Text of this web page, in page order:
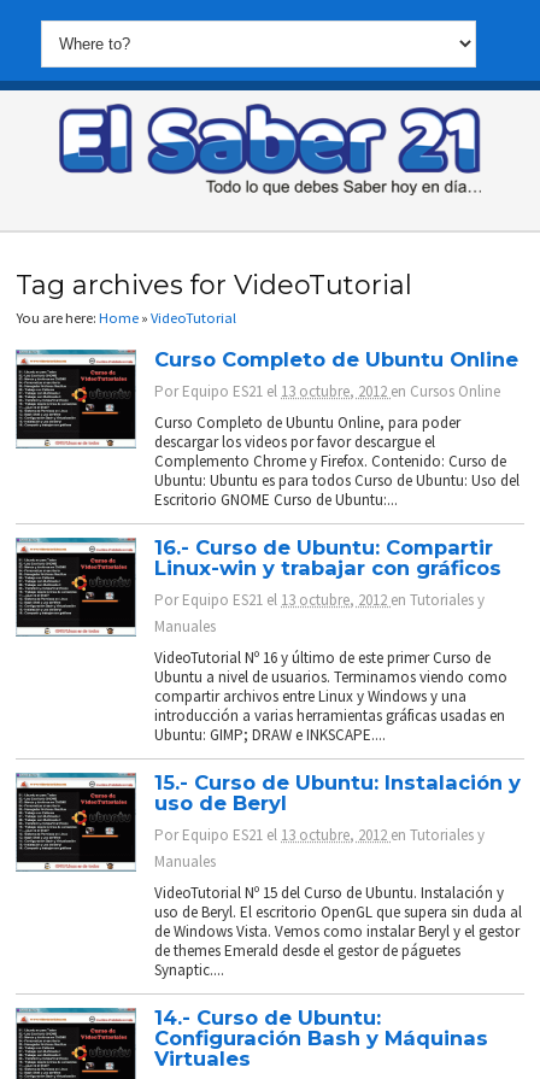
Tag archives for VideoTutorial
You are here:Home »VideoTutorial
Curso Completo de Ubuntu Online
PorEquipo ES21 el 13 octubre, 2012 en Cursos Online
Curso Completo de Ubuntu Online, para poder
descargar los videos por favor descargue el
Complemento Chrome y Firefox. Contenido: Curso de
Ubuntu: Ubuntu es para todos Curso de Ubuntu: Uso del
Escritorio GNOME Curso de Ubuntu:...
16.- Curso de Ubuntu: Compartir
Linux-win y trabajar con gráficos
PorEquipo ES21 el 13 octubre, 2012 enTutoriales y
Manuales
VideoTutorial Nº 16 y último de este primer Curso de
Ubuntu a nivel de usuarios. Terminamos viendo como
compartir archivos entre Linux y Windows y una
introducción a varias herramientas gráficas usadas en
Ubuntu: GIMP; DRAW e INKSCAPE....
15.- Curso de Ubuntu: Instalación y
uso de Beryl
PorEquipo ES21 el 13 octubre, 2012 enTutoriales y
Manuales
VideoTutorial Nº 15 del Curso de Ubuntu. Instalación y
uso de Beryl. El escritorio OpenGL que supera sin duda al
de Windows Vista. Vemos como instalar Beryl y el gestor
de themes Emerald desde el gestor de páguetes
Synaptic....
14.- Curso de Ubuntu:
Configuración Bash y Máquinas
Virtuales